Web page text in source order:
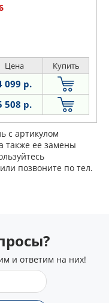
Цена Купить
099 р.
508 р.
с артикулом
также ее замены
позвоните по тел.
и ответим на них!